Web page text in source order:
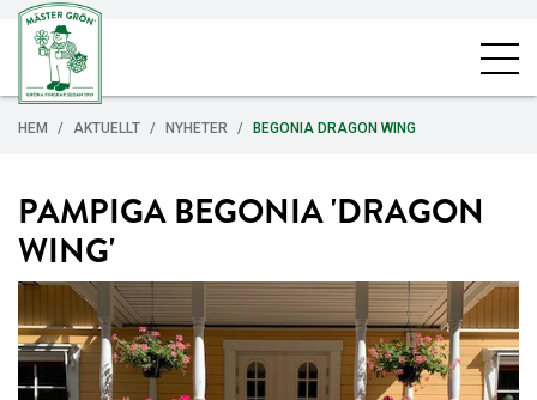
HEM AKTUELLT NYHETER BEGONIA DRAGON WING
PAMPIGA BEGONIA 'DRAGON
WING'